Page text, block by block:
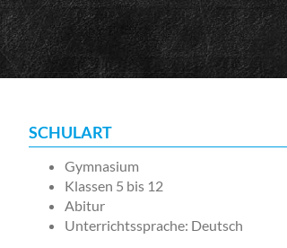
SCHULART
Gymnasium
Klassen 5 bis 12
Abitur
Unterrichtssprache: Deutsch